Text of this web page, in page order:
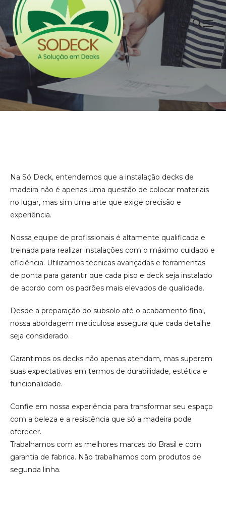
Na Só Deck, entendemos que a instalação decks de
madeira não é apenas uma questão de colocar materiais
no lugar, mas sim uma arte que exige precisão e
experiência.
Nossa equipe de profissionais é altamente qualificada e
treinada para realizar instalações com o máximo cuidado e
eficiência. Utilizamos técnicas avançadas e ferramentas
de ponta para garantir que cada piso e deck seja instalado
de acordo com os padrões mais elevados de qualidade.
Desde a preparação do subsolo até o acabamento final,
nossa abordagem meticulosa assegura que cada detalhe
seja considerado.
Garantimos os decks não apenas atendam, mas superem
suas expectativas em termos de durabilidade, estética e
funcionalidade.
Confie em nossa experiência para transformar seu espaço
com a beleza e a resistência que só a madeira pode
oferecer.
Trabalhamos com as melhores marcas do Brasil e com
garantia de fabrica. Não trabalhamos com produtos de
segunda linha.